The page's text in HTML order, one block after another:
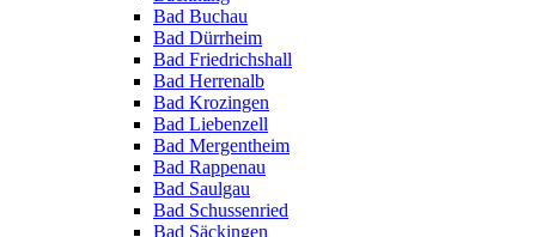
Bad Buchau
Bad Dürrheim
Bad Friedrichshall
Bad Herrenalb
Bad Krozingen
Bad Liebenzell
Bad Mergentheim
Bad Rappenau
Bad Saulgau
Bad Schussenried
Bad Säckingen